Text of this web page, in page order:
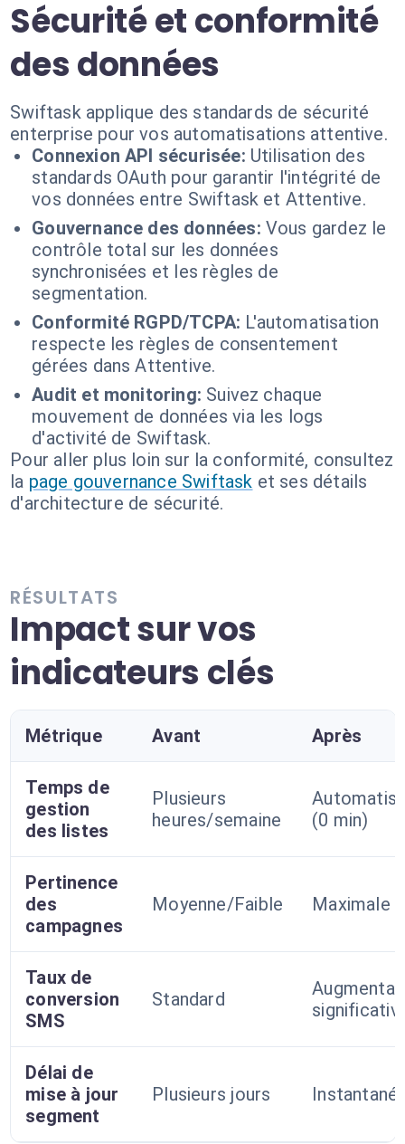
Sécurité et conformité
des données
Swiftask applique des standards de sécurité
enterprise pour vos automatisations attentive.
Connexion API sécurisée: Utilisation des
standards OAuth pour garantir l'intégrité de
vos données entre Swiftask et Attentive.
Gouvernance des données: Vous gardez le
contrôle total sur les données
synchronisées et les règles de
segmentation.
Conformité RGPD/TCPA: L'automatisation
respecte les règles de consentement
gérées dans Attentive.
Audit et monitoring: Suivez chaque
mouvement de données via les logs
d'activité de Swiftask.
Pour aller plus loin sur la conformité, consultez
la page gouvernance Swiftask et ses détails
d'architecture de sécurité.
RÉSULTATS
Impact sur vos
indicateurs clés
Métrique Avant Après
Temps de
gestion
des listes
Plusieurs
heures/semaine
(0 min)
Pertinence
des
campagnes
Moyenne/Faible Maximale
Taux de
conversion
SMS
Standard
Délai de
mise à jour
segment
Plusieurs jours Instantané